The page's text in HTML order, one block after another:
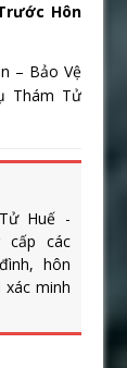
Hôn
– Bảo Vệ
Thám Tử
Huế -
cấp các
hôn
minh